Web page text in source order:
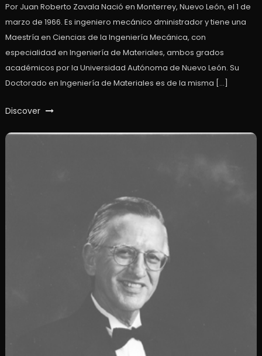
Por Juan Roberto Zavala Nació en Monterrey, Nuevo León, el 1 de
marzo de 1966. Es ingeniero mecánico dministrador y tiene una
Maestría en Ciencias de la Ingeniería Mecánica, con
especialidad en Ingeniería de Materiales, ambos grados
académicos por la Universidad Autónoma de Nuevo León. Su
Doctorado en Ingeniería de Materiales es de la misma […]
Discover